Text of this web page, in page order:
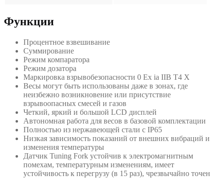
Функции
Процентное взвешивание
Суммирование
Режим компаратора
Режим дозатора
Маркировка взрывобезопасности 0 Ex ia IIB T4 X
Весы могут быть использованы даже в зонах, где
неизбежно возникновение или присутствие
взрывоопасных смесей и газов
Четкий, яркий и большой LCD дисплей
Автономная работа для весов в базовой комплектации
Полностью из нержавеющей стали с IP65
Низкая зависимость показаний от внешних вибраций и
изменения температуры
Датчик Tuning Fork устойчив к электромагнитным
помехам, температурным изменениям, имеет
устойчивость к перегрузу (в 15 раз), чрезвычайно точен